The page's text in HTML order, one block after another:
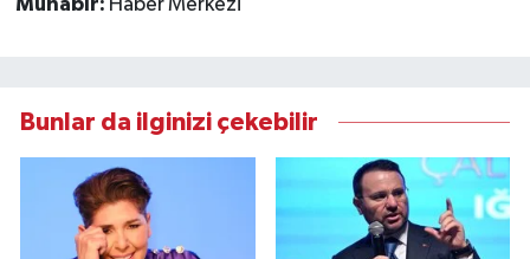
Muhabir: Haber Merkezi
Bunlar da ilginizi çekebilir